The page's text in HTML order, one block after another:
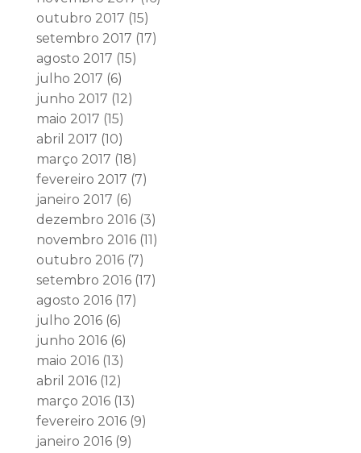
outubro 2017 (15)
setembro 2017 (17)
agosto 2017 (15)
julho 2017 (6)
junho 2017 (12)
maio 2017 (15)
abril 2017 (10)
março 2017 (18)
fevereiro 2017 (7)
janeiro 2017 (6)
dezembro 2016(3)
novembro 2016(11)
outubro 2016(7)
setembro 2016(17)
agosto 2016(17)
julho 2016(6)
junho 2016(6)
maio 2016(13)
abril 2016(12)
março 2016(13)
fevereiro 2016(9)
janeiro 2016(9)